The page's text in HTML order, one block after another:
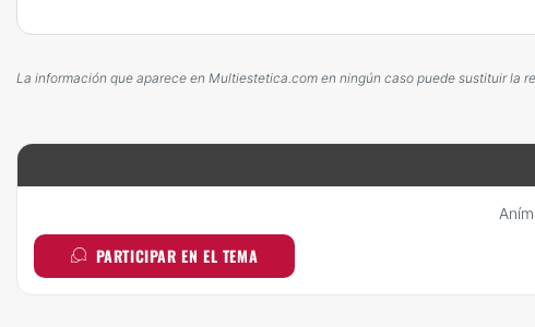
La información que aparece en Multiestetica.com en ningún caso puede sustituir
PARTICIPAR EN EL TEMA